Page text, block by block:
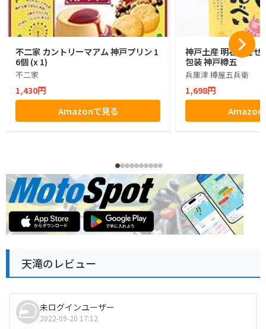
不二家 カントリーマアム 神戸プリン 1
6個 (x 1)
不二家
1,430円
Amazonで見る
神戸土産 明石たこせ
包装 神戸樽五
兵庫津 樽屋五兵衛
1,698円
Amazon
天滝のレビュー
未ログインユーザー
2022-09-20 17:12